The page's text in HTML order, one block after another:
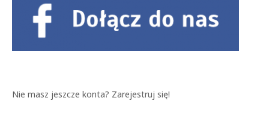
Nie masz jeszcze konta? Zarejestruj się!